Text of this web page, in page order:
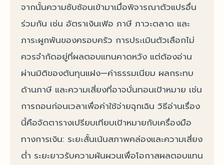
จากนั้นความซับซ้อนเข้ามาเมื่อพิจารณาตัวแปรอื่น
ร่วมกัน เช่น อัตราเงินเฟ้อ ภาษี ภาวะตลาด และ
ภาระผูกพันของครอบครัว การประเมินตัวเลือกไม่
ควรจำกัดอยู่ที่ผลตอบแทนคาดหวัง แต่ต้องอ่าน
ผ่านมิติของต้นทุนแฝง—ค่าธรรมเนียม ผลกระทบ
ด้านภาษี และความเสี่ยงที่อาจบั่นทอนเป้าหมาย เช่น
การถอนก่อนเวลาเพื่อค่าใช้จ่ายฉุกเฉิน วิธีอ่านเรื่อง
นี้คือจัดตารางเปรียบเทียบเป้าหมายกับเครื่องมือ
ทางการเงิน: ระยะสั้นเน้นสภาพคล่องและความเสี่ยง
ต่ำ ระยะยาวรับความผันผวนเพื่อโอกาสผลตอบแทน